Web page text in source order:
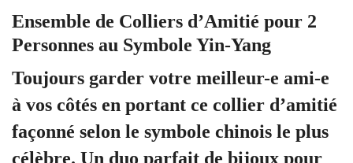
Ensemble de Colliers d’Amitié pour 2
Personnes au Symbole Yin-Yang
Toujours garder votre meilleur-e ami-e
à vos côtés en portant ce collier d’amitié
façonné selon le symbole chinois le plus
célèbre. Un duo parfait de bijoux pour